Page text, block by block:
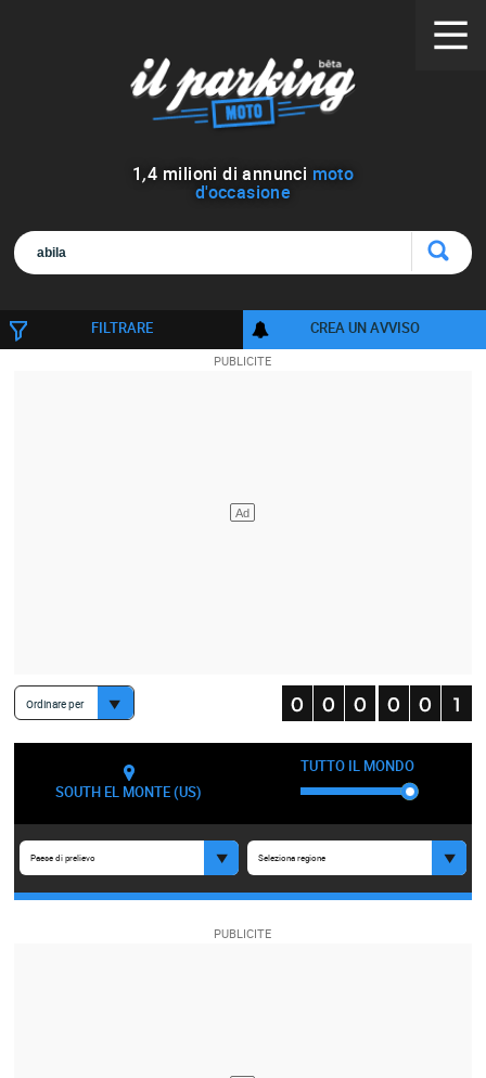
1,4 milioni di annunci moto
d'occasione
FILTRARE CREA UN AVVISO
Ordinare per
SOUTH EL MONTE (US)
TUTTO IL MONDO
Paese di prelievo Seleziona regione